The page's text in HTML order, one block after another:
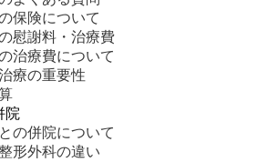
保険について
慰謝料・治療費
治療費について
療の重要性
院
の併院について
形外科の違い